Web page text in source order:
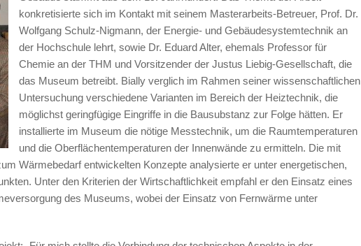
konkretisierte sich im Kontakt mit seinem Masterarbeits-Betreuer, Prof. Dr.
Wolfgang Schulz-Nigmann, der Energie- und Gebäudesystemtechnik an
der Hochschule lehrt, sowie Dr. Eduard Alter, ehemals Professor für
Chemie an der THM und Vorsitzender der Justus Liebig-Gesellschaft, die
das Museum betreibt. Bially verglich im Rahmen seiner wissenschaftlichen
Untersuchung verschiedene Varianten im Bereich der Heiztechnik, die
möglichst geringfügige Eingriffe in die Bausubstanz zur Folge hätten. Er
installierte im Museum die nötige Messtechnik, um die Raumtemperaturen
und die Oberflächentemperaturen der Innenwände zu ermitteln. Die mit
Wärmebedarf entwickelten Konzepte analysierte er unter energetischen,
Unter den Kriterien der Wirtschaftlichkeit empfahl er den Einsatz eines
des Museums, wobei der Einsatz von Fernwärme unter